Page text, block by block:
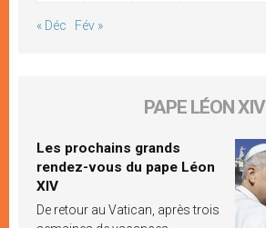
« Déc Fév »
PAPE LÉON XIV
Les prochains grands
rendez-vous du pape Léon
XIV
De retour au Vatican, après trois